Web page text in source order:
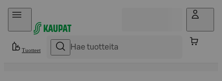
Hyppää sisältöön
Tuotteet